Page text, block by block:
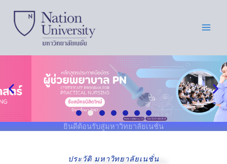
content
ยินดีต้อนรับสู่มหาวิทยาลัยเนชั่น
ประวัติ มหาวิทยาลัยเนชั่น